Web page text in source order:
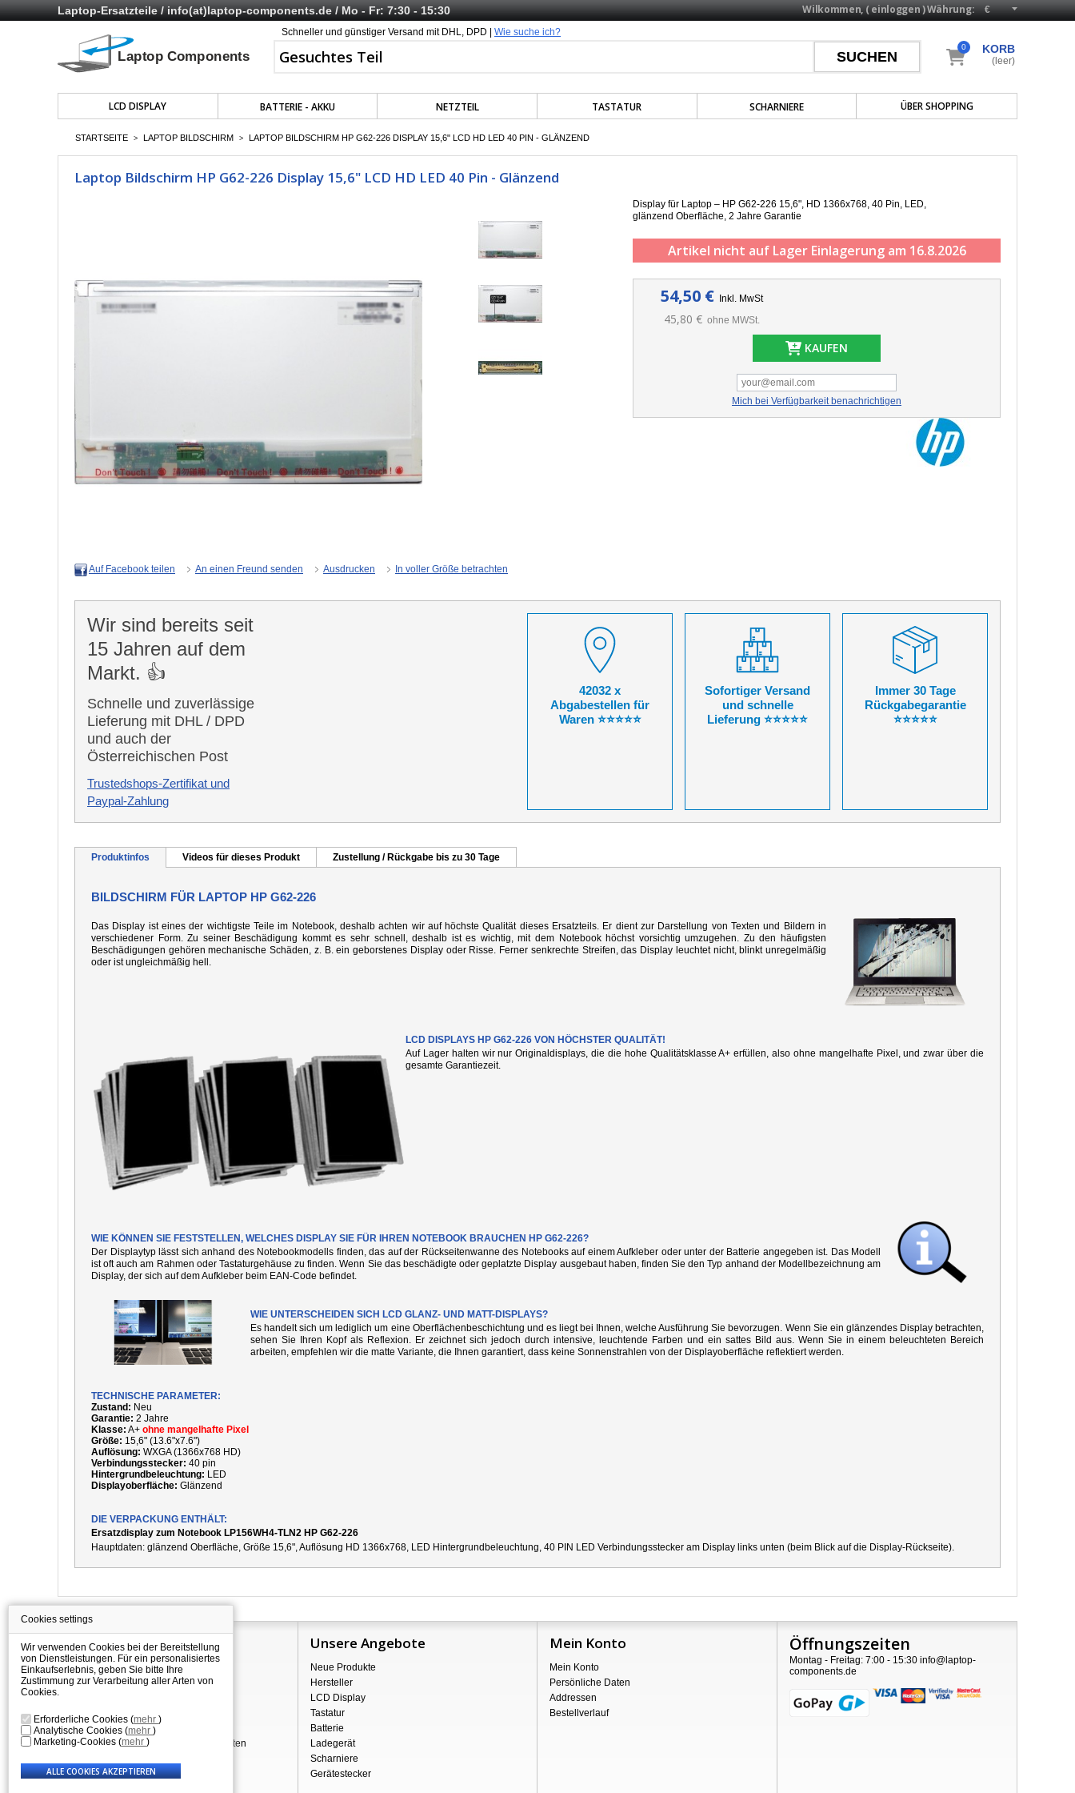
Laptop-Ersatzteile /info(at)laptop-components.de/ Mo - Fr: 7:30 - 15:30 Währung:
Wilkommen, (einloggen)
Schneller und günstiger Versand mit DHL, DPD | Wie suche ich?
LCD DISPLAY BATTERIE - AKKU NETZTEIL TASTATUR SCHARNIERE ÜBER SHOPPING
KORB
0
(leer)
STARTSEITE > LAPTOP BILDSCHIRM > LAPTOP BILDSCHIRM HP G62-226 DISPLAY 15,6" LCD HD LED 40 PIN - GLÄNZEND
Laptop Bildschirm HP G62-226 Display 15,6" LCD HD LED 40 Pin - Glänzend
Display für Laptop – HP G62-226 15,6", HD 1366x768, 40 Pin, LED,
g länzend Oberfläche, 2 Jahre Garantie
Artikel nicht auf Lager Einlagerung am 16.8.2026
54,50 € Inkl. MwSt
45,80 € ohne MWSt.
KAUFEN
Mich bei Verfügbarkeit benachrichtigen
Auf Facebook teilen An einen Freund senden Ausdrucken In voller Größe betrachten
Wir sind bereits seit
15 Jahren auf dem
Markt. 👍
Schnelle und zuverlässige
Lieferung mit DHL / DPD
und auch der
Österreichischen Post
Trustedshops-Zertifikat und
Paypal-Zahlung
42032 x
Abgabestellen für
Waren ⭐⭐⭐⭐⭐
Sofortiger Versand
und schnelle
Lieferung ⭐⭐⭐⭐⭐
Immer 30 Tage
Rückgabegarantie
⭐⭐⭐⭐⭐
Produktinfos Videos für dieses Produkt Zustellung / Rückgabe bis zu 30 Tage
BILDSCHIRM FÜR LAPTOP HP G62-226
Das Display ist eines der wichtigste Teile im Notebook, deshalb achten wir auf höchste Qualität dieses Ersatzteils. Er dient zur Darstellung von Texten und Bildern in
verschiedener Form. Zu seiner Beschädigung kommt es sehr schnell, deshalb ist es wichtig, mit dem Notebook höchst vorsichtig umzugehen. Zu den häufigsten
Beschädigungen gehören mechanische Schäden, z. B. ein geborstenes Display oder Risse. Ferner senkrechte Streifen, das Display leuchtet nicht, blinkt unregelmäßig
oder ist ungleichmäßig hell.
LCD DISPLAYS HP G62-226 VON HÖCHSTER QUALITÄT!
Auf Lager halten wir nur Originaldisplays, die die hohe Qualitätsklasse A+ erfüllen, also ohne mangelhafte Pixel, und zwar über die
gesamte Garantiezeit.
WIE KÖNNEN SIE FESTSTELLEN, WELCHES DISPLAY SIE FÜR IHREN NOTEBOOK BRAUCHEN HP G62-226?
Der Displaytyp lässt sich anhand des Notebookmodells finden, das auf der Rückseitenwanne des Notebooks auf einem Aufkleber oder unter der Batterie angegeben ist. Das Modell
ist oft auch am Rahmen oder Tastaturgehäuse zu finden. Wenn Sie das beschädigte oder geplatzte Display ausgebaut haben, finden Sie den Typ anhand der Modellbezeichnung am
Display, der sich auf dem Aufkleber beim EAN-Code befindet.
WIE UNTERSCHEIDEN SICH LCD GLANZ- UND MATT-DISPLAYS?
Es handelt sich um lediglich um eine Oberflächenbeschichtung und es liegt bei Ihnen, welche Ausführung Sie bevorzugen. Wenn Sie ein glänzendes Display betrachten,
sehen Sie Ihren Kopf als Reflexion. Er zeichnet sich jedoch durch intensive, leuchtende Farben und ein sattes Bild aus. Wenn Sie in einem beleuchteten Bereich
arbeiten, empfehlen wir die matte Variante, die Ihnen garantiert, dass keine Sonnenstrahlen von der Displayoberfläche reflektiert werden.
TECHNISCHE PARAMETER:
Zustand: Neu
Garantie: 2 Jahre
Klasse: A+ ohne mangelhafte Pixel
Größe: 15,6" (13.6"x7.6")
Auflösung: WXGA (1366x768 HD)
Verbindungsstecker: 40 pin
Hintergrundbeleuchtung: LED
Displayoberfläche: Glänzend
DIE VERPACKUNG ENTHÄLT:
Ersatzdisplay zum Notebook LP156WH4-TLN2 HP G62-226
Hauptdaten: g länzend Oberfläche, Größe 15,6", Auflösung HD 1366x768, LED Hintergrundbeleuchtung, 40 PIN LED Verbindungsstecker am Display links unten (beim Blick auf die Display-Rückseite).
Information
Über Shopping
Versand
Reklamation & Widerrufsrecht
Geschäftsbedingungen
Verarbeitung personenbezogener Daten
Unsere Angebote
Neue Produkte
Hersteller
LCD Display
Tastatur
Batterie
Ladegerät
Scharniere
Gerätestecker
Mein Konto
Mein Konto
Persönliche Daten
Addressen
Bestellverlauf
Öffnungszeiten
Montag - Freitag: 7:00 - 15:30 info@laptop-
components.de
Cookies settings
Wir verwenden Cookies bei der Bereitstellung
von Dienstleistungen. Für ein personalisiertes
Einkaufserlebnis, geben Sie bitte Ihre
Zustimmung zur Verarbeitung aller Arten von
Cookies.
Erforderliche Cookies (mehr )
Analytische Cookies (mehr )
Marketing-Cookies (mehr )